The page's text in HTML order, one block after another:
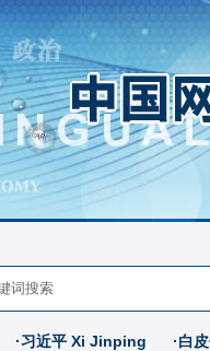
·习近平 Xi Jinping
·白